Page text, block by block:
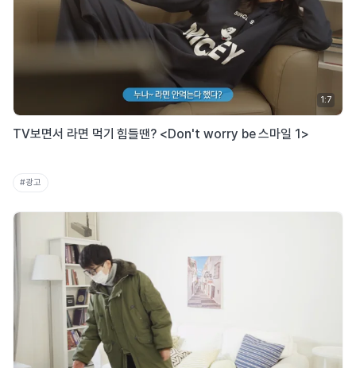
1:7
TV보면서 라면 먹기 힘들땐? <Don't worry be 스마일 1>
#광고